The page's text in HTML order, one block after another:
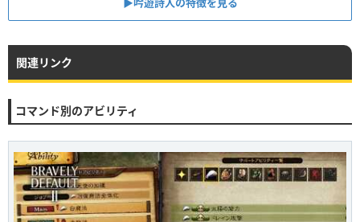
関連リンク
コマンド別のアビリティ